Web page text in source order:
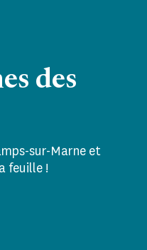
des
sur-Marne et
feuille !